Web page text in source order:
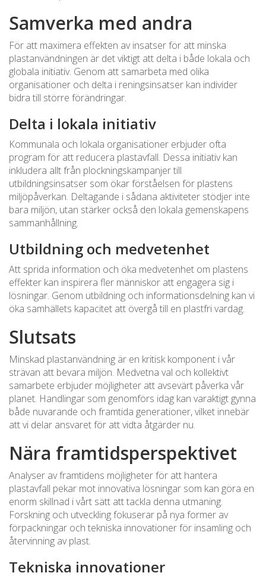
Samverka med andra
För att maximera effekten av insatser för att minska
plastanvändningen är det viktigt att delta i både lokala och
globala initiativ. Genom att samarbeta med olika
organisationer och delta i reningsinsatser kan individer
bidra till större förändringar.
Delta i lokala initiativ
Kommunala och lokala organisationer erbjuder ofta
program för att reducera plastavfall. Dessa initiativ kan
inkludera allt från plockningskampanjer till
utbildningsinsatser som ökar förståelsen för plastens
miljöpåverkan. Deltagande i sådana aktiviteter stödjer inte
bara miljön, utan stärker också den lokala gemenskapens
sammanhållning.
Utbildning och medvetenhet
Att sprida information och öka medvetenhet om plastens
effekter kan inspirera fler människor att engagera sig i
lösningar. Genom utbildning och informationsdelning kan vi
öka samhällets kapacitet att övergå till en plastfri vardag.
Slutsats
Minskad plastanvändning är en kritisk komponent i vår
strävan att bevara miljön. Medvetna val och kollektivt
samarbete erbjuder möjligheter att avsevärt påverka vår
planet. Handlingar som genomförs idag kan varaktigt gynna
både nuvarande och framtida generationer, vilket innebär
att vi delar ansvaret för att vidta åtgärder nu.
Nära framtidsperspektivet
Analyser av framtidens möjligheter för att hantera
plastavfall pekar mot innovativa lösningar som kan göra en
enorm skillnad i vårt sätt att tackla denna utmaning.
Forskning och utveckling fokuserar på nya former av
förpackningar och tekniska innovationer för insamling och
återvinning av plast.
Tekniska innovationer